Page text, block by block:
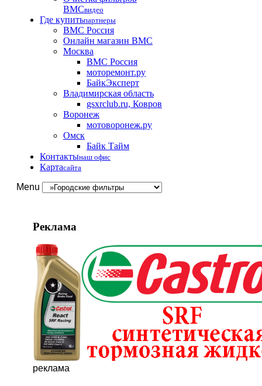
BMCвидео
Где купитьпартнеры
BMC Россия
Онлайн магазин BMC
Москва
BMC Россия
моторемонт.ру
БайкЭксперт
Владимирская область
gsxrclub.ru, Ковров
Воронеж
мотоворонеж.ру
Омск
Байк Тайм
Контактынаш офис
Картасайта
Menu
Реклама
реклама